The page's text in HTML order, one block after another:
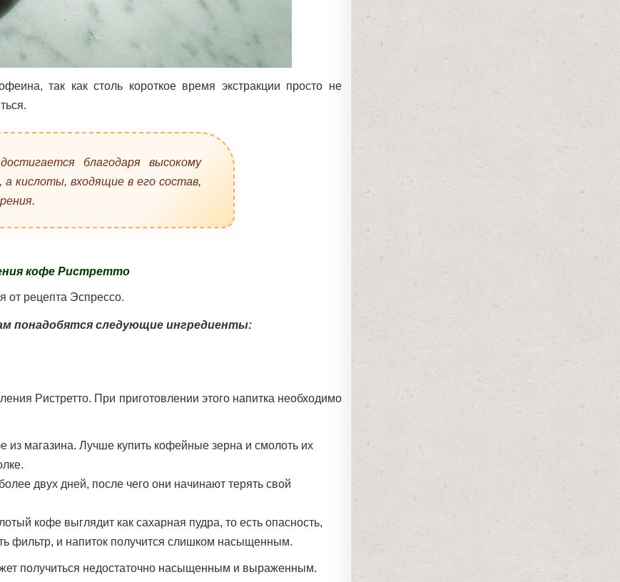
так как столь короткое время экстракции просто не
благодаря высокому
кислоты, входящие в его состав,
кофе Ристретто
от рецепта Эспрессо.
понадобятся следующие ингредиенты:
Ристретто. При приготовлении этого напитка необходимо
из магазина. Лучше купить кофейные зерна и смолоть их
двух дней, после чего они начинают терять свой
кофе выглядит как сахарная пудра, то есть опасность,
фильтр, и напиток получится слишком насыщенным.
получиться недостаточно насыщенным и выраженным.